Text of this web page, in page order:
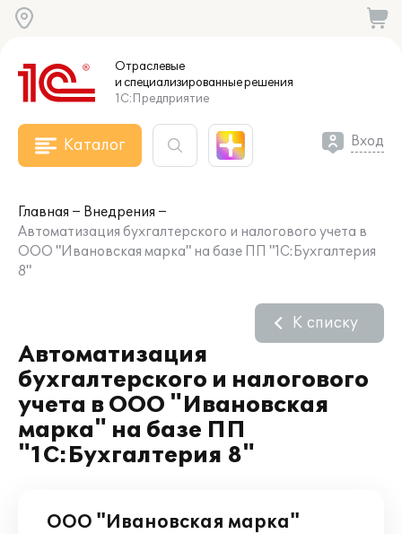
Отраслевые
и специализированныерешения
1С:Предприятие
Каталог Вход
Главная
Внедрения
Автоматизация бухгалтерского и налогового учета в
ООО "Ивановская марка" на базе ПП "1С:Бухгалтерия
8"
Автоматизация
бухгалтерского и налогового
учета в ООО "Ивановская
марка" на базе ПП
"1С:Бухгалтерия 8"
К списку
ООО "Ивановская марка"